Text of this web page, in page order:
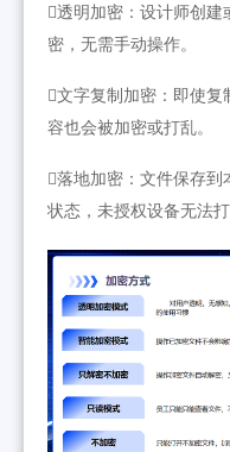
透明加密：设计师创建
密，无需手动操作。
文字复制加密：即使
容也会被加密或打乱。
落地加密：文件保存
状态，未授权设备无法打